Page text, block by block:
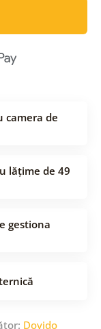
camera de
lățime de 49
gestiona
Dovido